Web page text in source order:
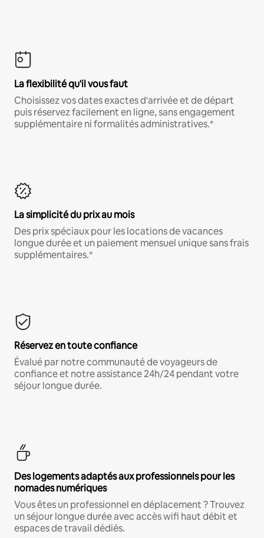
La flexibilité qu'il vous faut
Choisissez vos dates exactes d'arrivée et de départ
puis réservez facilement en ligne, sans engagement
supplémentaire ni formalités administratives.*
La simplicité du prix au mois
Des prix spéciaux pour les locations de vacances
longue durée et un paiement mensuel unique sans frais
supplémentaires.*
Réservez en toute confiance
Évalué par notre communauté de voyageurs de
confiance et notre assistance 24h/24 pendant votre
séjour longue durée.
Des logements adaptés aux professionnels pour les
nomades numériques
Vous êtes un professionnel en déplacement ? Trouvez
un séjour longue durée avec accès wifi haut débit et
espaces de travail dédiés.